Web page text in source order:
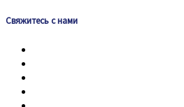
Свяжитесь с нами